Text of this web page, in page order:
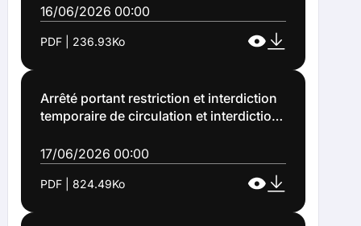
à Lens à l'occasion d'une manifestation
(Arrêté n°2026-1154)
16/06/2026 00:00
PDF | 236.93Ko
Arrêté portant restriction et interdiction
temporaire de circulation et interdiction
véhicules rue de Londres à Lens (Arrêté
n°2026-1165)
17/06/2026 00:00
PDF | 824.49Ko